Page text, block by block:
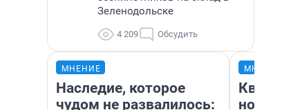
Зеленодольске
4 209 Обсудить
МНЕНИЕ
Наследие, которое
чудом не развалилось:
но